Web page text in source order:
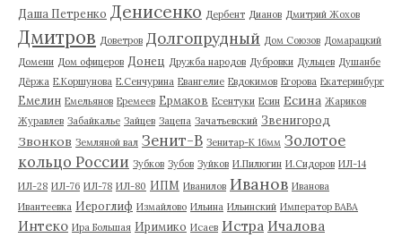
Даша Петренко Денисенко Дербент Дианов Дмитрий Жохов
Дмитров Доветров Долгопрудный Дом Союзов Домарацкий
Домени Дом офицеров Донец Дружба народов Дубровки Дульцев Душанбе
Дёржа Е.Коршунова Е.Сенчурина Евангелие Евдокимов Егорова Екатеринбург
Емелин Емельянов Еремеев Ермаков Есентуки Есин Есина Жариков
Журавлев Забайкалье Зайцев Зацепа Зачатьевский Звенигород
Звонков Земляной вал Зенит-В Зенитар-К 16мм Золотое
кольцо России Зубков Зубов Зуйков И.Пилюгин И.Сидоров ИЛ-14
ИЛ-28 ИЛ-76 ИЛ-78 ИЛ-80 ИПМ Иванилов Иванов Иванова
Ивантеевка Иероглиф Измайлово Ильина Ильинский Император ВАВА
Интеко Ира Большая Иримико Исаев Истра Ичалова